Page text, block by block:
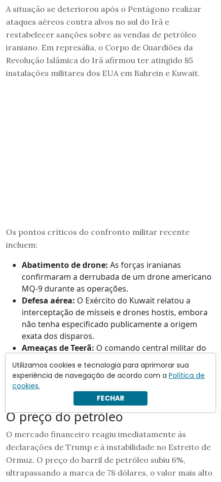
A situação se deteriorou após o Pentágono realizar
ataques aéreos contra alvos no sul do Irã e
restabelecer sanções sobre as vendas de petróleo
iraniano. Em represália, o Corpo de Guardiões da
Revolução Islâmica do Irã afirmou ter atingido 85
instalações militares dos EUA em Bahrein e Kuwait.
Os pontos críticos do confronto militar recente
incluem:
Abatimento de drone: As forças iranianas
confirmaram a derrubada de um drone americano
MQ-9 durante as operações.
Defesa aérea: O Exército do Kuwait relatou a
interceptação de mísseis e drones hostis, embora
não tenha especificado publicamente a origem
exata dos disparos.
Ameaças de Teerã: O comando central militar do
Irã classificou os ataques americanos como um
explícito de agressão”e prometeu uma resposta
esmagadora contra qualquer interferência na
gestão do Estreito de Ormuz.
O preço do petróleo
O mercado financeiro reagiu imediatamente às
declarações de Trump e à instabilidade no Estreito de
Ormuz. O preço do barril de petróleo subiu 6%,
ultrapassando a marca de 78 dólares, o valor mais alto
Utilizamos cookies e tecnologia para aprimorar sua
experiência de navegação de acordo com a Política de
cookies.
FECHAR